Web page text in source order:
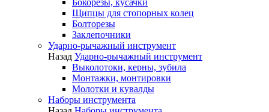
Щипцы для стопорных колец
Болторезы
Заклепочники
Ударно-рычажный инструмент
Назад Ударно-рычажный инструмент
Выколотоки, керны, зубила
Монтажки, монтировки
Молотки и кувалды
Наборы инструмента